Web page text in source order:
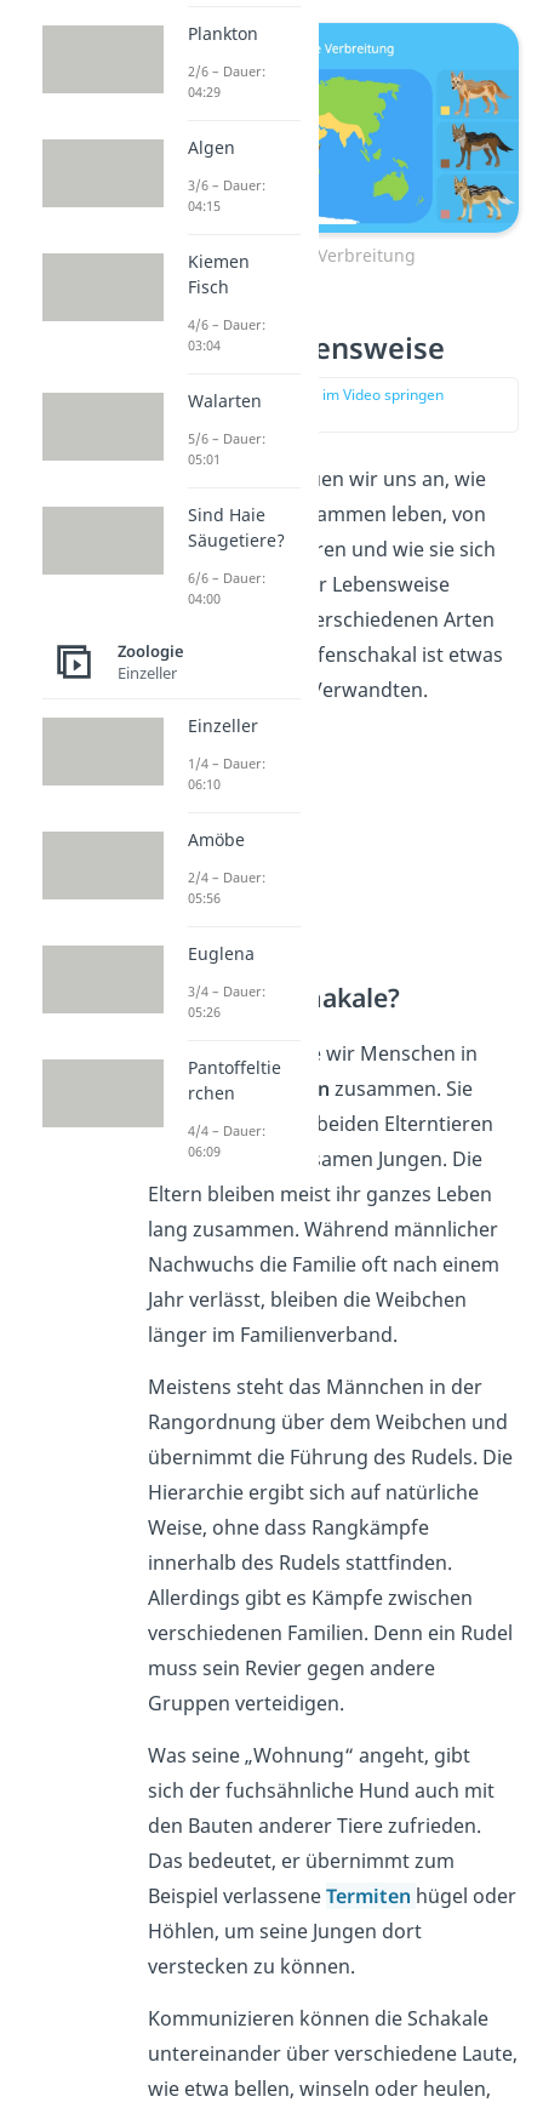
Schakal Verbreitung
Schakal Lebensweise
zur Stelle im Video springen
(02:35)
Als nächstes schauen wir uns an, wie
die Wildhunde zusammen leben, von
was sie sich ernähren und wie sie sich
vermehren. In ihrer Lebensweise
gleichen sich die verschiedenen Arten
sehr. Nur der Streifenschakal ist etwas
scheuer als seine Verwandten.
Wie leben Schakale?
Schakale leben wie wir Menschen in
Familienverbänden zusammen. Sie
bestehen aus den beiden Elterntieren
und ihren gemeinsamen Jungen. Die
Eltern bleiben meist ihr ganzes Leben
lang zusammen. Während männlicher
Nachwuchs die Familie oft nach einem
Jahr verlässt, bleiben die Weibchen
länger im Familienverband.
Meistens steht das Männchen in der
Rangordnung über dem Weibchen und
übernimmt die Führung des Rudels. Die
Hierarchie ergibt sich auf natürliche
Weise, ohne dass Rangkämpfe
innerhalb des Rudels stattfinden.
Allerdings gibt es Kämpfe zwischen
verschiedenen Familien. Denn ein Rudel
muss sein Revier gegen andere
Gruppen verteidigen.
Was seine „Wohnung“ angeht, gibt
sich der fuchsähnliche Hund auch mit
den Bauten anderer Tiere zufrieden.
Das bedeutet, er übernimmt zum
Beispiel verlasseneTermiten hügel oder
Höhlen, um seine Jungen dort
verstecken zu können.
Kommunizieren können die Schakale
untereinander über verschiedene Laute,
wie etwa bellen, winseln oder heulen,
Plankton
2/6 – Dauer:
04:29
Algen
3/6 – Dauer:
04:15
Kiemen
Fisch
4/6 – Dauer:
03:04
Walarten
5/6 – Dauer:
05:01
Sind Haie
Säugetiere?
6/6 – Dauer:
04:00
Zoologie
Einzeller
Einzeller
1/4 – Dauer:
06:10
Amöbe
2/4 – Dauer:
05:56
Euglena
3/4 – Dauer:
05:26
Pantoffeltie
rchen
4/4 – Dauer:
06:09